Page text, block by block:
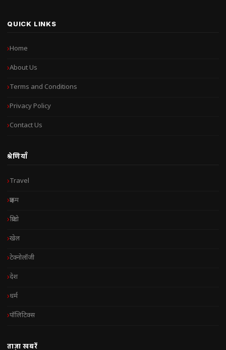
QUICK LINKS
Home
About Us
Terms and Conditions
Privacy Policy
Contact Us
श्रेणियाँ
Travel
क्राइम
क्रिप्टो
खेल
टेक्नोलॉजी
देश
धर्म
पॉलिटिक्स
ताज़ा खबरें